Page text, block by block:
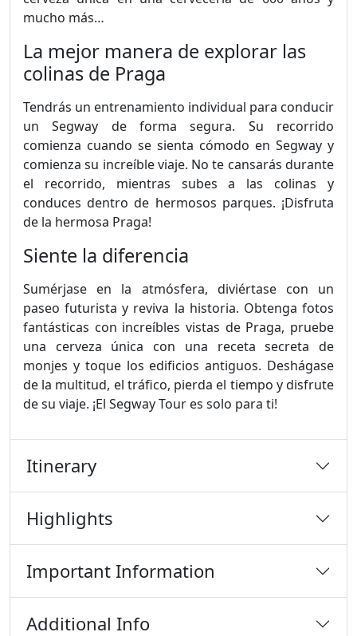
mucho más…
La mejor manera de explorar las
colinas de Praga
Tendrás un entrenamiento individual para conducir
un Segway de forma segura. Su recorrido
comienza cuando se sienta cómodo en Segway y
comienza su increíble viaje. No te cansarás durante
el recorrido, mientras subes a las colinas y
conduces dentro de hermosos parques. ¡Disfruta
de la hermosa Praga!
Siente la diferencia
Sumérjase en la atmósfera, diviértase con un
paseo futurista y reviva la historia. Obtenga fotos
fantásticas con increíbles vistas de Praga, pruebe
una cerveza única con una receta secreta de
monjes y toque los edificios antiguos. Deshágase
de la multitud, el tráfico, pierda el tiempo y disfrute
de su viaje. ¡El Segway Tour es solo para ti!
Itinerary
Highlights
Important Information
Additional Info